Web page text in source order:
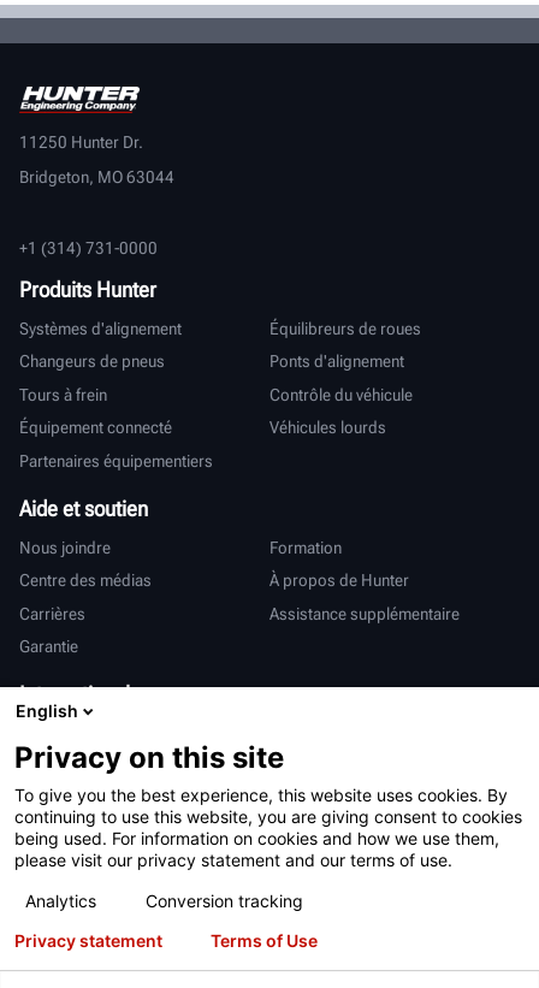
11250 Hunter Dr.
Bridgeton, MO 63044
+1 (314) 731-0000
Produits Hunter
Systèmes d'alignement
Équilibreurs de roues
Changeurs de pneus
Ponts d'alignement
Tours à frein
Contrôle du véhicule
Équipement connecté
Véhicules lourds
Partenaires équipementiers
Aide et soutien
Nous joindre
Formation
Centre des médias
À propos de Hunter
Carrières
Assistance supplémentaire
Garantie
International
亨特中国
Conditions d’utilisation
Déclaration de confidentialité
Proposition 65 de Californie
Système RAPI Brevets
English
Privacy on this site
To give you the best experience, this website uses cookies. By
continuing to use this website, you are giving consent to cookies
being used. For information on cookies and how we use them,
please visit our privacy statement and our terms of use.
Analytics
Conversion tracking
Privacy statement
Terms of Use